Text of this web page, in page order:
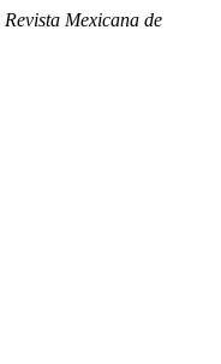
Revista Mexicana de